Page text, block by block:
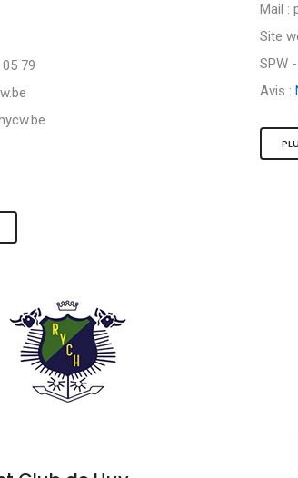
79
Mail :
Site
SPW
Avis :